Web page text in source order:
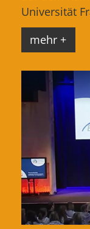
Universität
mehr +